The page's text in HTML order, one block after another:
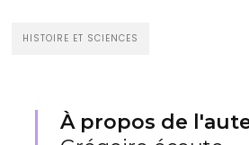
HISTOIRE ET SCIENCES
À propos de